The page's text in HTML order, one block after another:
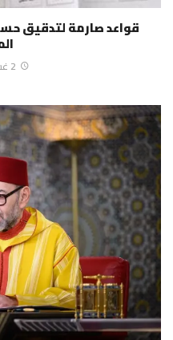
قواعد صارمة لتدقيق
2 غشت، 2026